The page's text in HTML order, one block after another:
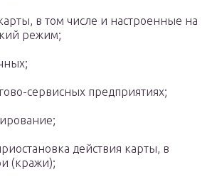
в том числе и настроенные на
режим;
сервисных предприятиях;
действия карты, в
(кражи);